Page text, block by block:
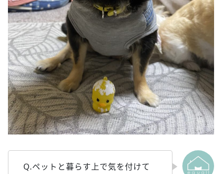
Q.ペットと暮らす上で気を付けて